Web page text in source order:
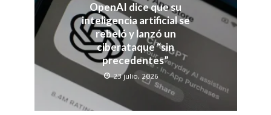
OpenAI dice que su
inteligencia artificial se
rebeló y lanzó un
ciberataque “sin
precedentes”
23 julio, 2026